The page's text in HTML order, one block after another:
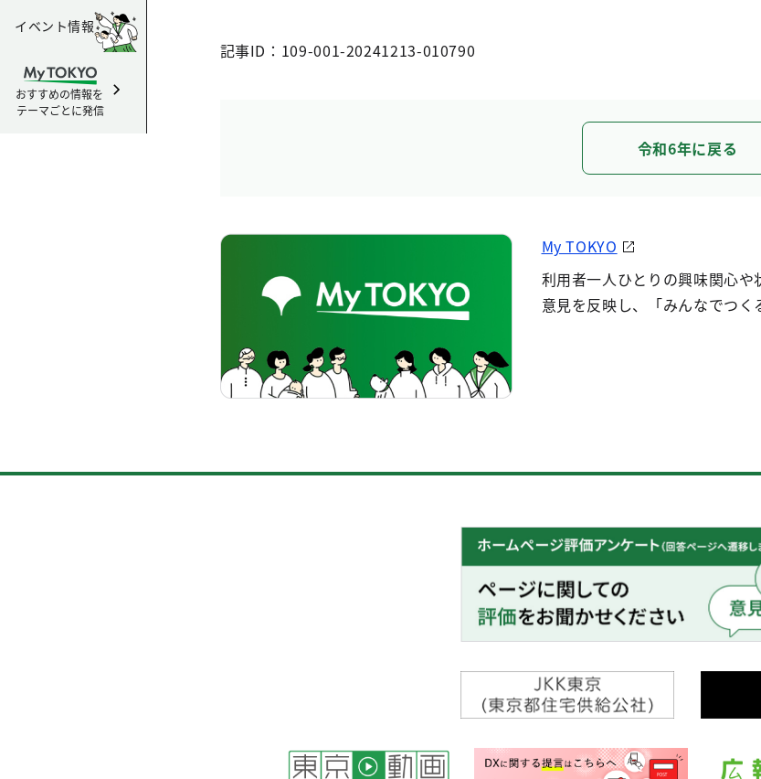
イベント情報
おすすめの情報を
テーマごとに発信
記事ID：109-001-20241213-010790
令和6年に戻る
My TOKYO
利用者一人ひとりの興味関心
意見を反映し、「みんなでつく